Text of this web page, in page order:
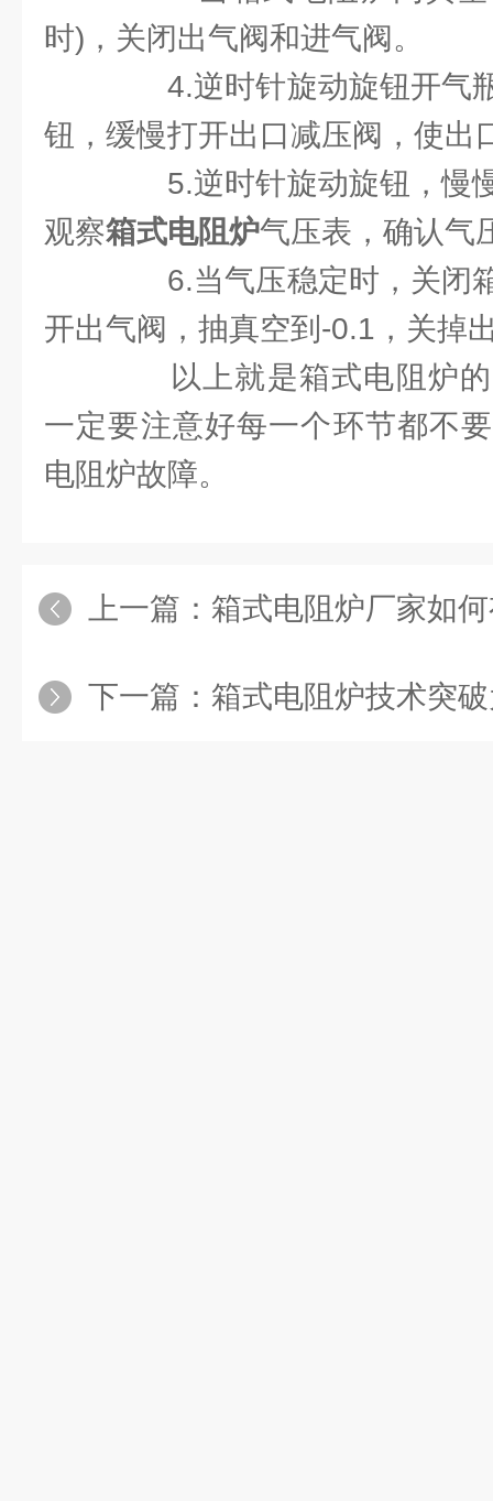
时)，关闭出气阀和进气阀。
4.逆时针旋动旋钮开气
钮，缓慢打开出口减压阀，使出
5.逆时针旋动旋钮，慢
观察箱式电阻炉气压表，确认气
6.当气压稳定时，关闭
开出气阀，抽真空到-0.1，关掉
以上就是箱式电阻炉的
一定要注意好每一个环节都不
电阻炉故障。
上一篇： 箱式电阻炉厂家如
下一篇： 箱式电阻炉技术突